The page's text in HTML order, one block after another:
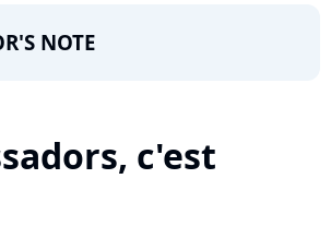
NOTE
c'est